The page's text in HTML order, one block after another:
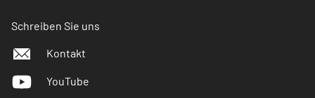
Schreiben Sie uns
Kontakt
YouTube